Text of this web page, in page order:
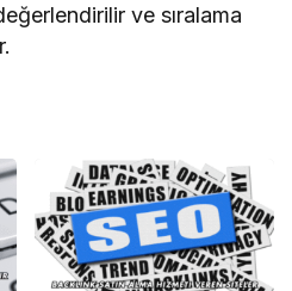
ve sıralama